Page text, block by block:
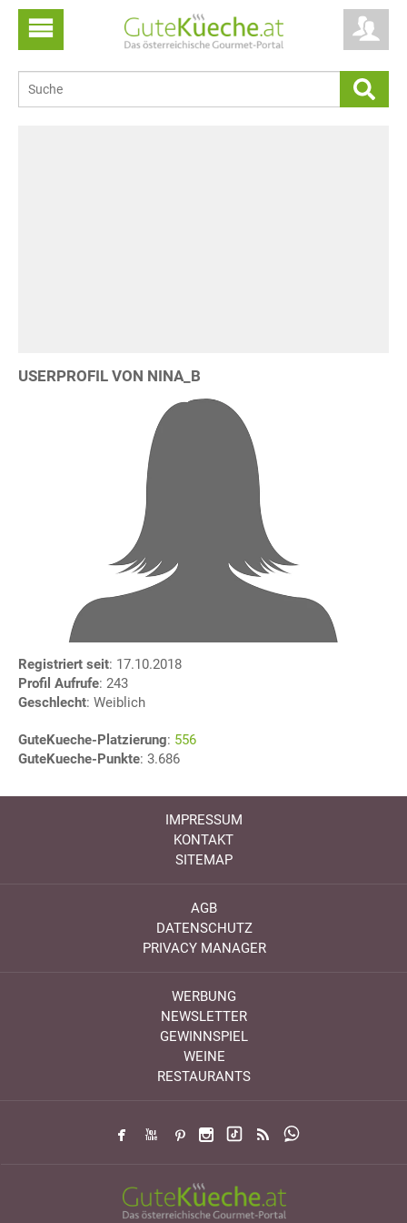
USERPROFIL VON NINA_B
Registriert seit: 17.10.2018
Profil Aufrufe: 243
Geschlecht: Weiblich
GuteKueche-Platzierung: 556
GuteKueche-Punkte: 3.686
IMPRESSUM
KONTAKT
SITEMAP
AGB
DATENSCHUTZ
PRIVACY MANAGER
WERBUNG
NEWSLETTER
GEWINNSPIEL
WEINE
RESTAURANTS